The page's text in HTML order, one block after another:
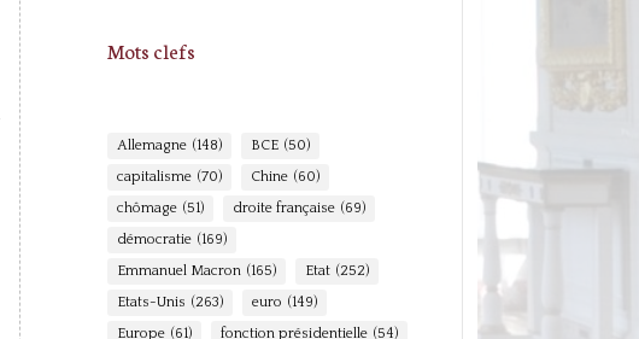
Mots clefs
Allemagne (148) BCE (50)
capitalisme (70) Chine (60)
chômage (51) droite française (69)
démocratie (169)
Emmanuel Macron (165) Etat (252)
Etats-Unis (263) euro (149)
Europe (61) fonction présidentielle (54)